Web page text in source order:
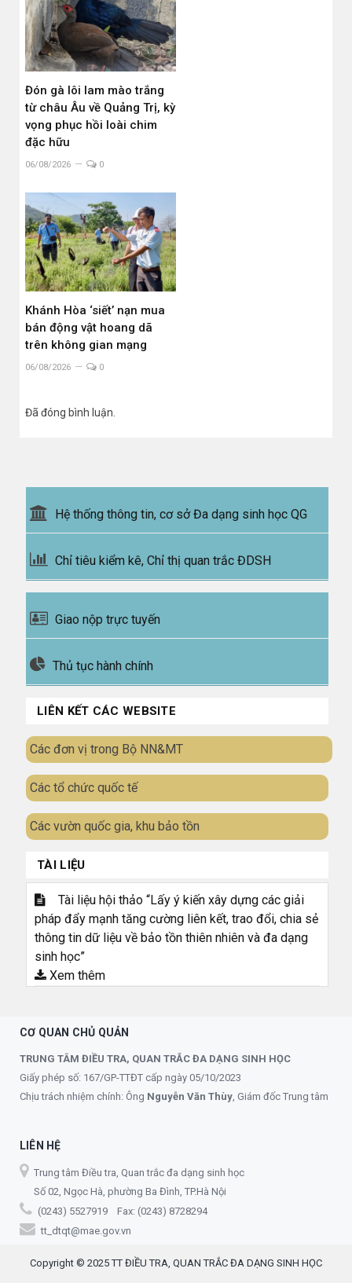
Đón gà lôi lam mào trắng
từ châu Âu về Quảng Trị, kỳ
vọng phục hồi loài chim
đặc hữu
06/08/2026 0
Khánh Hòa ‘siết’ nạn mua
bán động vật hoang dã
trên không gian mạng
06/08/2026 0
Đã đóng bình luận.
Hệ thống thông tin, cơ sở Đa dạng sinh học QG
Chỉ tiêu kiểm kê, Chỉ thị quan trắc ĐDSH
Giao nộp trực tuyến
Thủ tục hành chính
LIÊN KẾT CÁC WEBSITE
Các đơn vị trong Bộ NN&MT
Các tổ chức quốc tế
Các vườn quốc gia, khu bảo tồn
TÀI LIỆU
Tài liệu hội thảo “Lấy ý kiến xây dựng các giải
pháp đẩy mạnh tăng cường liên kết, trao đổi, chia sẻ
thông tin dữ liệu về bảo tồn thiên nhiên và đa dạng
sinh học”
Xem thêm
CƠ QUAN CHỦ QUẢN
TRUNG TÂM ĐIỀU TRA, QUAN TRẮC ĐA DẠNG SINH HỌC
Giấy phép số: 167/GP-TTĐT cấp ngày 05/10/2023
Chịu trách nhiệm chính: Ông Nguyễn Văn Thùy , Giám đốc Trung tâm
LIÊN HỆ
Trung tâm Điều tra, Quan trắc đa dạng sinh học
Số 02, Ngọc Hà, phường Ba Đình, TP.Hà Nội
(0243) 5527919 Fax: (0243) 8728294
tt_dtqt@mae.gov.vn
Copyright © 2025 TT ĐIỀU TRA, QUAN TRẮC ĐA DẠNG SINH HỌC